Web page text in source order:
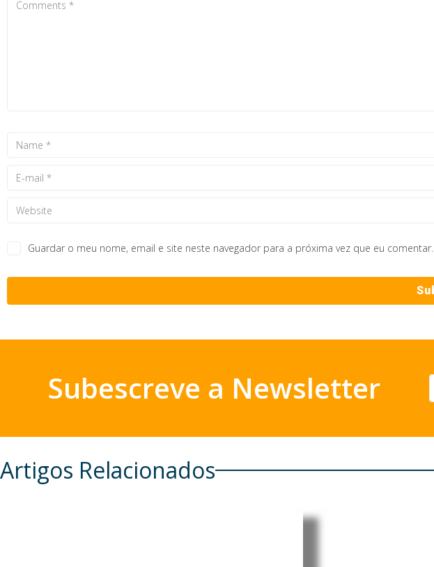
Guardar o meu nome, email e site neste navegador para a próxima vez que eu comentar.
Subescreve a Newsletter
Artigos Relacionados